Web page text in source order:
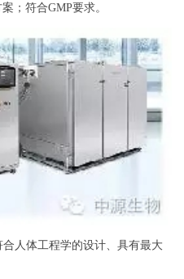
；符合GMP要求。
人体工程学的设计、具有最大